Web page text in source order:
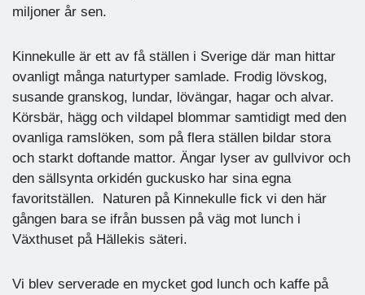
miljoner år sen.
Kinnekulle är ett av få ställen i Sverige där man hittar
ovanligt många naturtyper samlade. Frodig lövskog,
susande granskog, lundar, lövängar, hagar och alvar.
Körsbär, hägg och vildapel blommar samtidigt med den
ovanliga ramslöken, som på flera ställen bildar stora
och starkt doftande mattor. Ängar lyser av gullvivor och
den sällsynta orkidén guckusko har sina egna
favoritställen. Naturen på Kinnekulle fick vi den här
gången bara se ifrån bussen på väg mot lunch i
Växthuset på Hällekis säteri.
Vi blev serverade en mycket god lunch och kaffe på